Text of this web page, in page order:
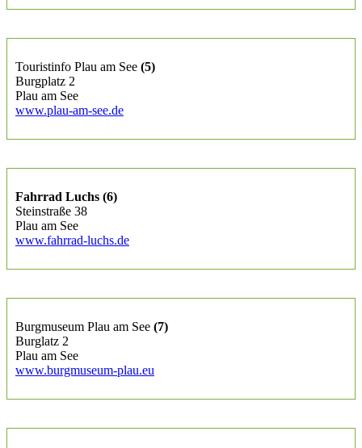
Touristinfo Plau am See (5)
Burgplatz 2
Plau am See
www.plau-am-see.de
Fahrrad Luchs (6)
Steinstraße 38
Plau am See
www.fahrrad-luchs.de
Burgmuseum Plau am See (7)
Burglatz 2
Plau am See
www.burgmuseum-plau.eu